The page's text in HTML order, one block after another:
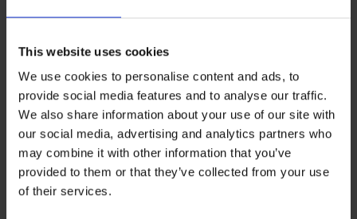
This website uses cookies
We use cookies to personalise content and ads, to
provide social media features and to analyse our traffic.
We also share information about your use of our site with
our social media, advertising and analytics partners who
may combine it with other information that you’ve
provided to them or that they’ve collected from your use
of their services.
(72,35 лв.)
36,99 €(72,35 лв.)